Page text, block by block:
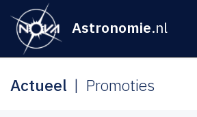
Astronomie.nl
Actueel Promoties